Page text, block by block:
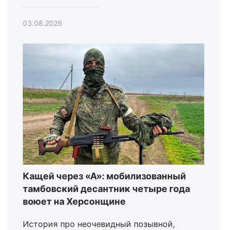
03.08.2026
Кащей через «А»: мобилизованный
тамбовский десантник четыре года
воюет на Херсонщине
История про неочевидный позывной,